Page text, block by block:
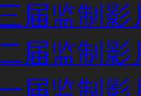
届监制影
届监制影